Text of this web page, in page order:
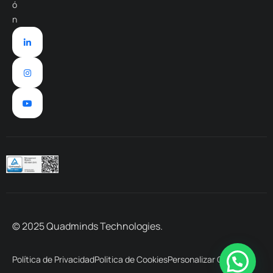
ó
n
© 2025 Quadminds Technologies.
Política de PrivacidadPolitica de CookiesPersonalizar Cookies